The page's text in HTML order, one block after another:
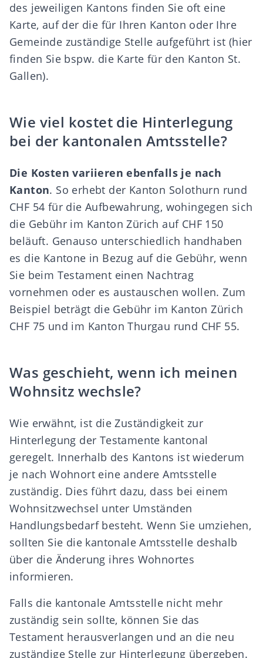
des jeweiligen Kantons finden Sie oft eine
Karte, auf der die für Ihren Kanton oder Ihre
Gemeinde zuständige Stelle aufgeführt ist (hier
finden Sie bspw. die Karte für den Kanton St.
Gallen).
Wie viel kostet die Hinterlegung
bei der kantonalen Amtsstelle?
Die Kosten variieren ebenfalls je nach
Kanton. So erhebt der Kanton Solothurn rund
CHF 54 für die Aufbewahrung, wohingegen sich
die Gebühr im Kanton Zürich auf CHF 150
beläuft. Genauso unterschiedlich handhaben
es die Kantone in Bezug auf die Gebühr, wenn
Sie beim Testament einen Nachtrag
vornehmen oder es austauschen wollen. Zum
Beispiel beträgt die Gebühr im Kanton Zürich
CHF 75 und im Kanton Thurgau rund CHF 55.
Was geschieht, wenn ich meinen
Wohnsitz wechsle?
Wie erwähnt, ist die Zuständigkeit zur
Hinterlegung der Testamente kantonal
geregelt. Innerhalb des Kantons ist wiederum
je nach Wohnort eine andere Amtsstelle
zuständig. Dies führt dazu, dass bei einem
Wohnsitzwechsel unter Umständen
Handlungsbedarf besteht. Wenn Sie umziehen,
sollten Sie die kantonale Amtsstelle deshalb
über die Änderung ihres Wohnortes
informieren.
Falls die kantonale Amtsstelle nicht mehr
zuständig sein sollte, können Sie das
Testament herausverlangen und an die neu
zuständige Stelle zur Hinterlegung übergeben.